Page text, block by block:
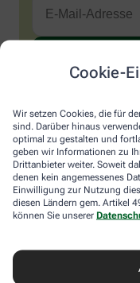
Cookie-
Wir setzen Cookies, die für
sind. Darüber hinaus
optimal zu gestalten und
geben wir Informationen zu
Drittanbieter weiter. Soweit
denen kein angemessenes
Einwilligung zur Nutzung
diesen Ländern gem. Artikel
können Sie unserer
Sie
ein
Mensch?
Dann
wählen
Sie
bitte
den
1 2 3
Ich möchte den im
Service abonnieren,
GmbH (AHD)
meine E-Mail-
verarbeitet. AHD
Newsletters den
Datenverarbeitung